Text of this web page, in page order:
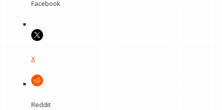
Facebook
X
Reddit